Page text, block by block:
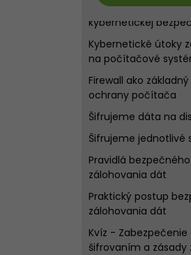
Riešené úlohy k 1.-8.
kybernetickej
Kybernetické útoky
na počítačové
Firewall ako
ochrany počítača
Šifrujeme dáta na
Šifrujeme jednotlivé
Pravidlá bezpečného
zálohovania dát
Praktický postup
zálohovania dát
Kvíz - Zabezpečenie
šifrovaním a zásady